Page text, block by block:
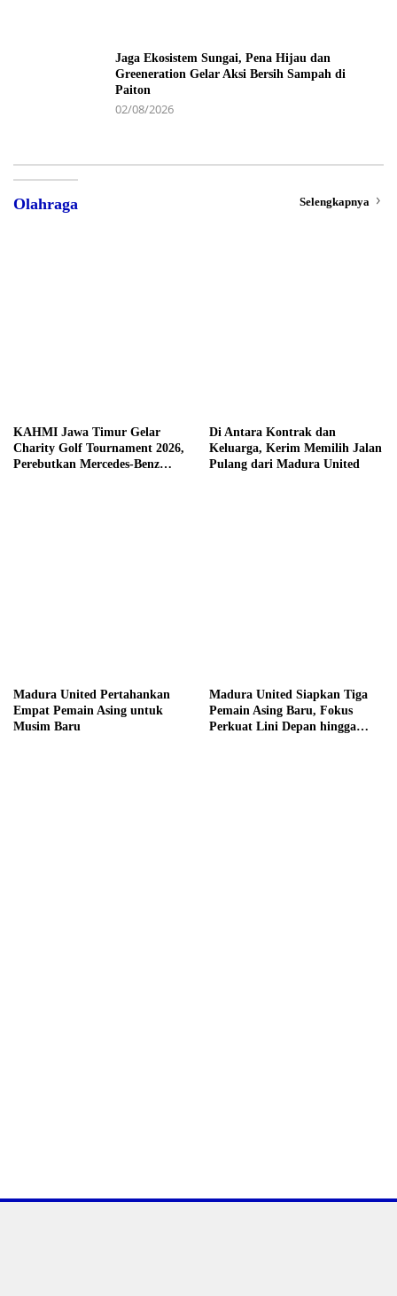
Jaga Ekosistem Sungai, Pena Hijau dan
Greeneration Gelar Aksi Bersih Sampah di
Paiton
02/08/2026
Olahraga Selengkapnya
KAHMI Jawa Timur Gelar
Charity Golf Tournament 2026,
Perebutkan Mercedes-Benz
Di Antara Kontrak dan
Keluarga, Kerim Memilih Jalan
Pulang dari Madura United
Madura United Pertahankan
Empat Pemain Asing untuk
Musim Baru
Madura United Siapkan Tiga
Pemain Asing Baru, Fokus
Perkuat Lini Depan hingga